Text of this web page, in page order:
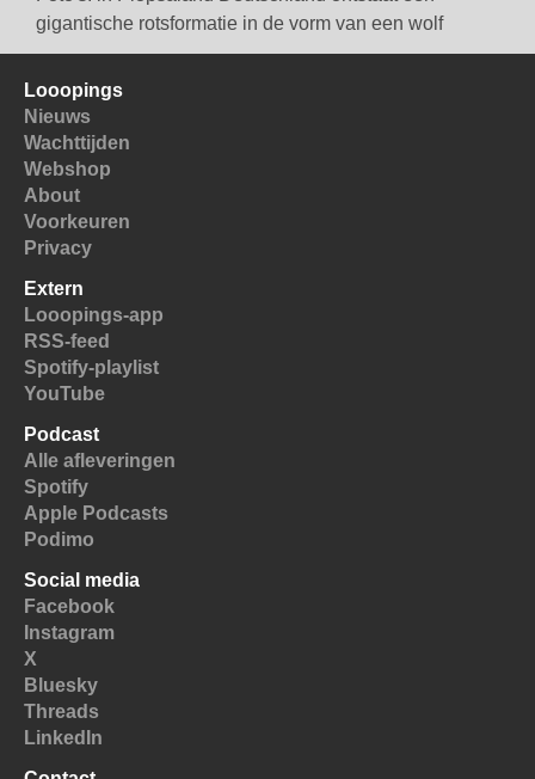
gigantische rotsformatie in de vorm van een wolf
Looopings
Nieuws
Wachttijden
Webshop
About
Voorkeuren
Privacy
Extern
Looopings-app
RSS-feed
Spotify-playlist
YouTube
Podcast
Alle afleveringen
Spotify
Apple Podcasts
Podimo
Social media
Facebook
Instagram
X
Bluesky
Threads
LinkedIn